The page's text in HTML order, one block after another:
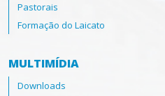
Pastorais
Formação do Laicato
MULTIMÍDIA
Downloads